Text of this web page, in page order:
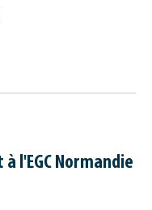
l'EGC Normandie